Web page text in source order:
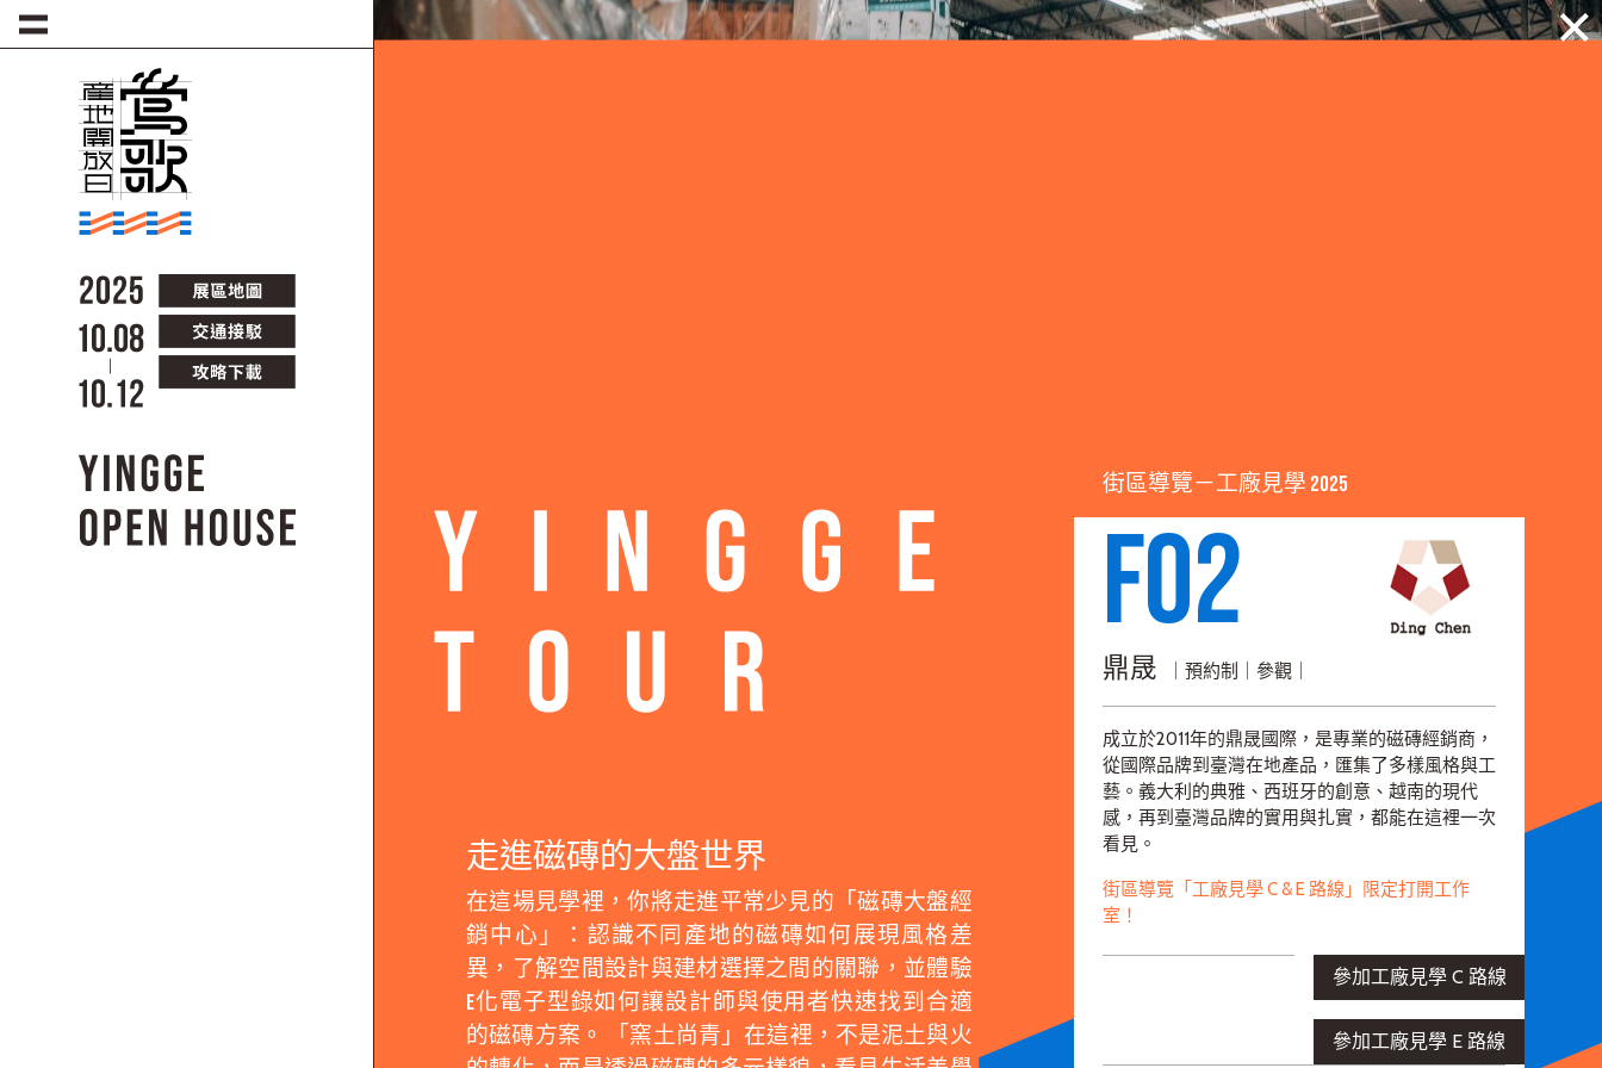
移至主內容
走進磁磚的大盤世界
在這場見學裡，你將走進平常少見的「磁磚大盤經
銷中心」：認識不同產地的磁磚如何展現風格差
異，了解空間設計與建材選擇之間的關聯，並體驗
E化電子型錄如何讓設計師與使用者快速找到合適
的磁磚方案。 「窯土尚青」在這裡，不是泥土與火
街區導覽－工廠見學 2025
F02
鼎晟 ｜預約制｜參觀｜
成立於2011年的鼎晟國際，是專業的磁磚經銷商，
從國際品牌到臺灣在地產品，匯集了多樣風格與工
藝。義大利的典雅、西班牙的創意、越南的現代
感，再到臺灣品牌的實用與扎實，都能在這裡一次
看見。
街區導覽「工廠見學 C & E 路線」限定打開工作
室！
參加工廠見學 C 路線
參加工廠見學 E 路線